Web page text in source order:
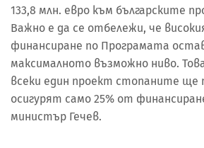
133,8 млн. евро към българските
Важно е да се отбележи, че
финансиране по Програмата
максималното възможно ниво.
всеки един проект стопаните ще
осигурят само 25% от
министър Гечев.